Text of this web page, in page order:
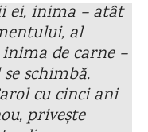
ei, inima – atât
al
de carne –
schimbă.
cu cinci ani
privește